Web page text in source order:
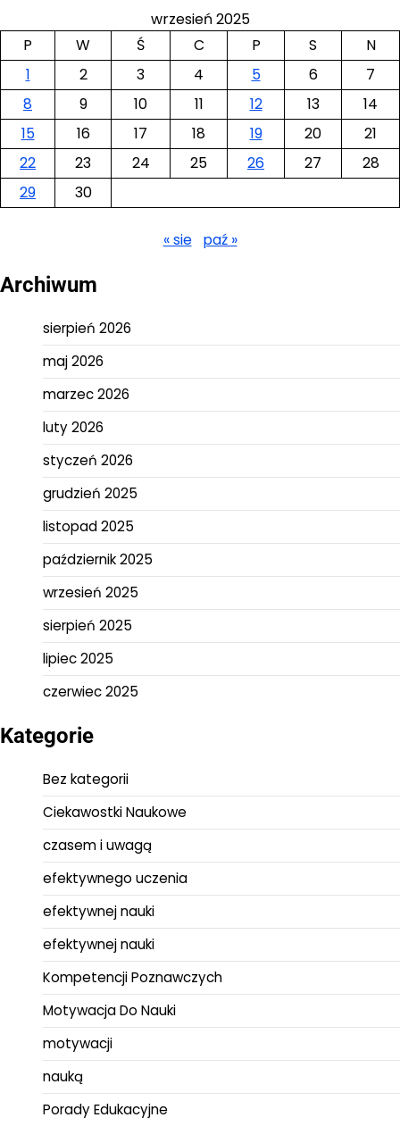
wrzesień 2025
P
W Ś C P S
N
1
2 3 4 5 6
7
8
9 10 11 12 13
14
15
16 17 18 19 20
21
22
23 24 25 26 27
28
29
30
« sie paź »
Archiwum
sierpień 2026
maj 2026
marzec 2026
luty 2026
styczeń 2026
grudzień 2025
listopad 2025
październik 2025
wrzesień 2025
sierpień 2025
lipiec 2025
czerwiec 2025
Kategorie
Bez kategorii
Ciekawostki Naukowe
czasem i uwagą
efektywnego uczenia
efektywnej nauki
efektywnej nauki
Kompetencji Poznawczych
Motywacja Do Nauki
motywacji
nauką
Porady Edukacyjne